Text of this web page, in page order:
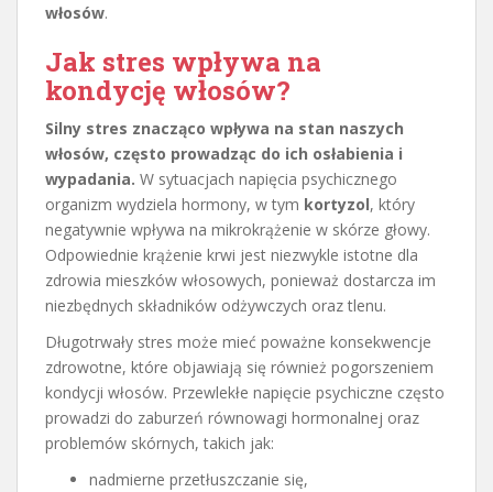
włosów.
Jak stres wpływa na
kondycję włosów?
Silny stres znacząco wpływa na stan naszych
włosów, często prowadząc do ich osłabienia i
wypadania. W sytuacjach napięcia psychicznego
organizm wydziela hormony, w tym kortyzol, który
negatywnie wpływa na mikrokrążenie w skórze głowy.
Odpowiednie krążenie krwi jest niezwykle istotne dla
zdrowia mieszków włosowych, ponieważ dostarcza im
niezbędnych składników odżywczych oraz tlenu.
Długotrwały stres może mieć poważne konsekwencje
zdrowotne, które objawiają się również pogorszeniem
kondycji włosów. Przewlekłe napięcie psychiczne często
prowadzi do zaburzeń równowagi hormonalnej oraz
problemów skórnych, takich jak:
nadmierne przetłuszczanie się,